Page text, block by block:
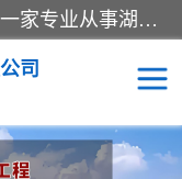
湖南业峻强夯基础工程有限公司是一家专业从事湖南强夯基础工程、强夯机租赁，地基处理的施工单位。业务覆盖：湖南、广东，江西等地。可承接1000KN.m-25000KN.m强夯（置换）工程。公司创始人是国内较早期从事强夯施工的建设者，经过多年的一步一个脚印的发展，在行业内具有较高的度和良好的口碑。
司